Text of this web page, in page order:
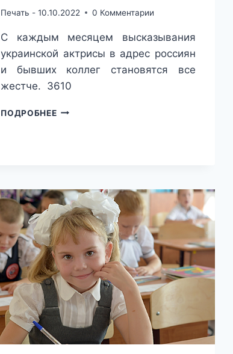
Печать - 10.10.2022 0 Комментарии
С каждым месяцем высказывания
украинской актрисы в адрес россиян
и бывших коллег становятся все
жестче. 3610
ПОДРОБНЕЕКОШМАЛ
МОСТУ